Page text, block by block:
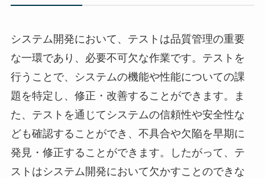
システム開発において、テストは品質管理の重要
な一環であり、必要不可欠な作業です。テストを
行うことで、システムの機能や性能についての課
題を特定し、修正・改善することができます。ま
た、テストを通じてシステムの信頼性や安全性な
ども確認することができ、不具合や欠陥を早期に
発見・修正することができます。したがって、テ
ストはシステム開発において欠かすことのできな